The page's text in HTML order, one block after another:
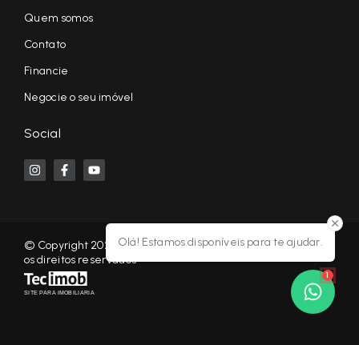
Olá! Estamos disponíveis para te ajudar.
1
Quem somos
Contato
Financie
Negocie o seu imóvel
Social
© Copyright 2026 - KF NEGÓCIOS IMOBILIÁRIOS RP - Todos
os direitos reservados
SITE PARA IMOBILIARIA